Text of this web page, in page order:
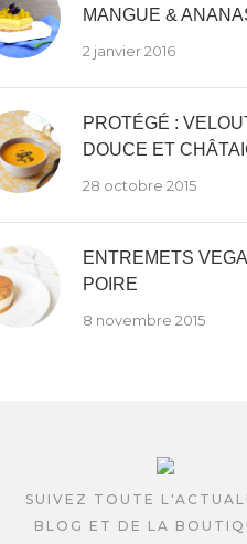
MANGUE &
2 janvier 2016
PROTÉGÉ :
DOUCE ET
28 octobre 2015
ENTREMETS
POIRE
8 novembre 2015
SUIVEZ TOUTE
BLOG ET DE LA